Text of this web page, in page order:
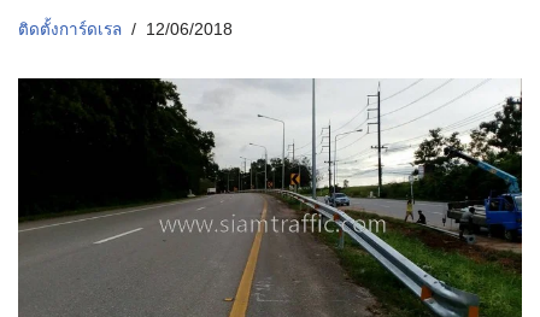
ติดตั้งการ์ดเรล 12/06/2018